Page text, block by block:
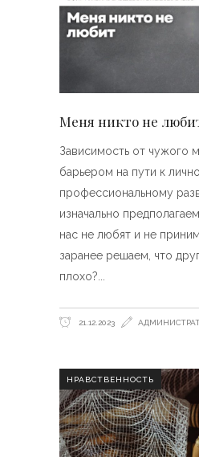
Меня никто не
Зависимость от чужого
барьером на пути к
профессиональному
изначально
нас не любят и не
заранее решаем, что
плохо?
21.12.2023
НРАВСТВЕННОСТЬ